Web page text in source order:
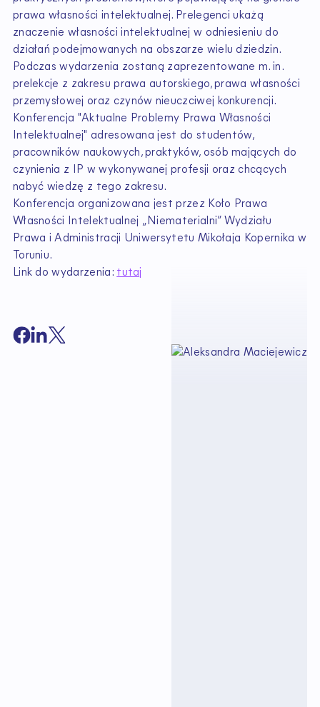
prawa własności intelektualnej. Prelegenci ukażą
znaczenie własności intelektualnej w odniesieniu do
działań podejmowanych na obszarze wielu dziedzin.
Podczas wydarzenia zostaną zaprezentowane m. in.
prelekcje z zakresu prawa autorskiego, prawa własności
przemysłowej oraz czynów nieuczciwej konkurencji.
Konferencja "Aktualne Problemy Prawa Własności
Intelektualnej" adresowana jest do studentów,
pracowników naukowych, praktyków, osób mających do
czynienia z IP w wykonywanej profesji oraz chcących
nabyć wiedzę z tego zakresu.
Konferencja organizowana jest przez Koło Prawa
Własności Intelektualnej „Niematerialni” Wydziału
Prawa i Administracji Uniwersytetu Mikołaja Kopernika w
Toruniu.
Link do wydarzenia: tutaj